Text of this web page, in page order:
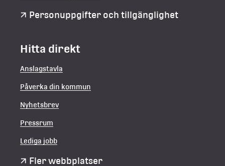
Personuppgifter och tillgänglighet
Hitta direkt
Anslagstavla
Påverka din kommun
Nyhetsbrev
Pressrum
Lediga jobb
Fler webbplatser